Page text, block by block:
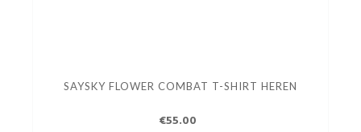
SAYSKY FLOWER COMBAT T-SHIRT HEREN
€55.00